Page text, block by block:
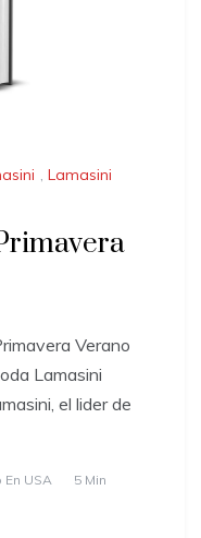
, Lamasini
Verano
Lamasini
el lider de
USA
5 Min